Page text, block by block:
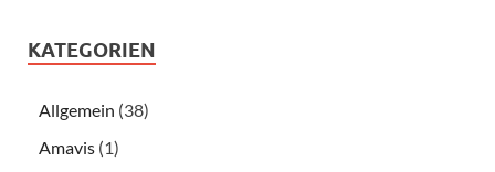
KATEGORIEN
Allgemein (38)
Amavis (1)